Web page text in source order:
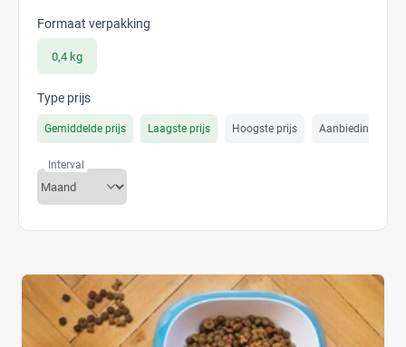
Formaat verpakking
0,4 kg
Type prijs
Gemiddelde prijs Laagste prijs Hoogste prijs Aanbiedings prijs
Interval